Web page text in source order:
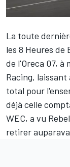
La toute
les 8 Heures de
de l'Oreca 07, à
Racing,
total pour
déjà celle
WEC, a vu
retirer